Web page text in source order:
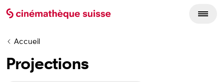
Accueil
Projections